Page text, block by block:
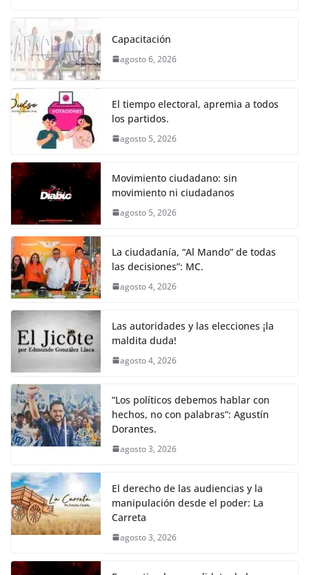
k
c
e
b
o
o
k
itt
er s
A
p
e
n
er
Capacitación
agosto 6, 2026
El tiempo electoral, apremia a todos
los partidos.
agosto 5, 2026
Movimiento ciudadano: sin
movimiento ni ciudadanos
agosto 5, 2026
La ciudadanía, “Al Mando” de todas
las decisiones”: MC.
agosto 4, 2026
Las autoridades y las elecciones ¡la
maldita duda!
agosto 4, 2026
“Los políticos debemos hablar con
hechos, no con palabras”: Agustín
Dorantes.
agosto 3, 2026
El derecho de las audiencias y la
manipulación desde el poder: La
Carreta
agosto 3, 2026